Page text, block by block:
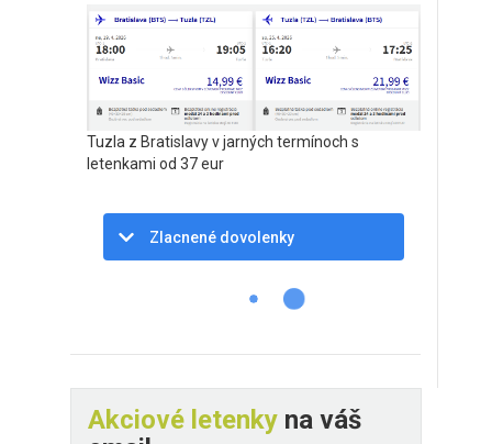
Tuzla z Bratislavy v jarných termínoch s
letenkami od 37 eur
Zlacnené dovolenky
Akciové letenky na váš